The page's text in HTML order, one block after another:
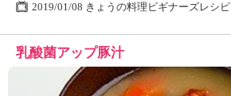
2019/01/08 きょうの料理ビギナーズレシピ
乳酸菌アップ豚汁